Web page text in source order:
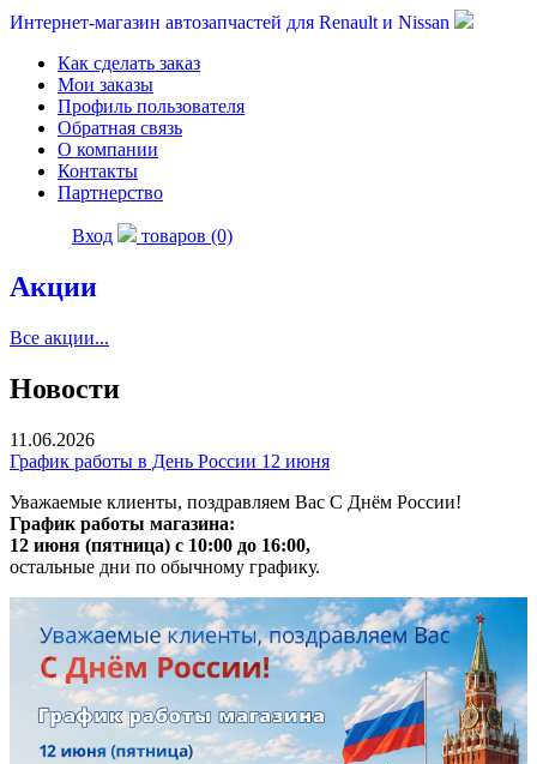
Интернет-магазин автозапчастей для Renault и Nissan
Как сделать заказ
Мои заказы
Профиль пользователя
Обратная связь
О компании
Контакты
Партнерство
Вход товаров (0)
Акции
Все акции...
Новости
11.06.2026
График работы в День России 12 июня
Уважаемые клиенты, поздравляем Вас С Днём России!
График работы магазина:
12 июня (пятница) с 10:00 до 16:00,
остальные дни по обычному графику.